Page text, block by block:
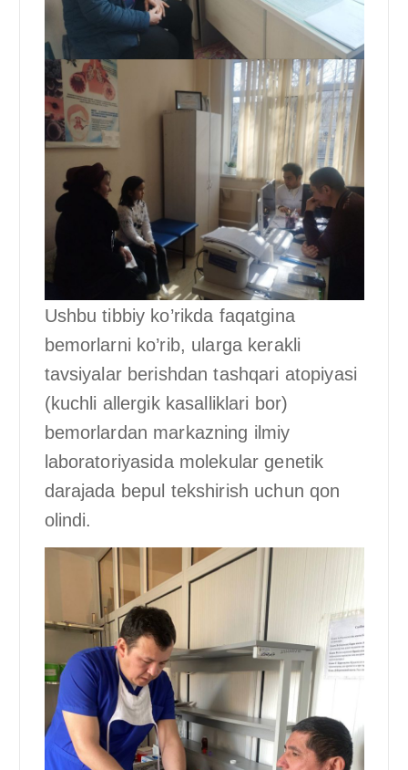
Ushbu tibbiy ko’rikda faqatgina
bemorlarni ko’rib, ularga kerakli
tavsiyalar berishdan tashqari atopiyasi
(kuchli allergik kasalliklari bor)
bemorlardan markazning ilmiy
laboratoriyasida molekular genetik
darajada bepul tekshirish uchun qon
olindi.